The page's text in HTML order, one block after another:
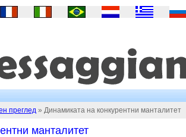
преглед » Динамиката на конкурентни манталитет
манталитет